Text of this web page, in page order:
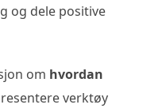
og dele positive
om hvordan
verktøy